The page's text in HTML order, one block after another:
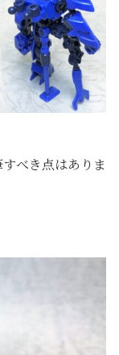
べき点はありま